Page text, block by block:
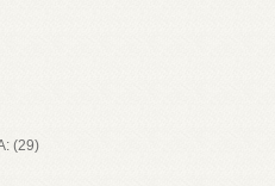
(29)